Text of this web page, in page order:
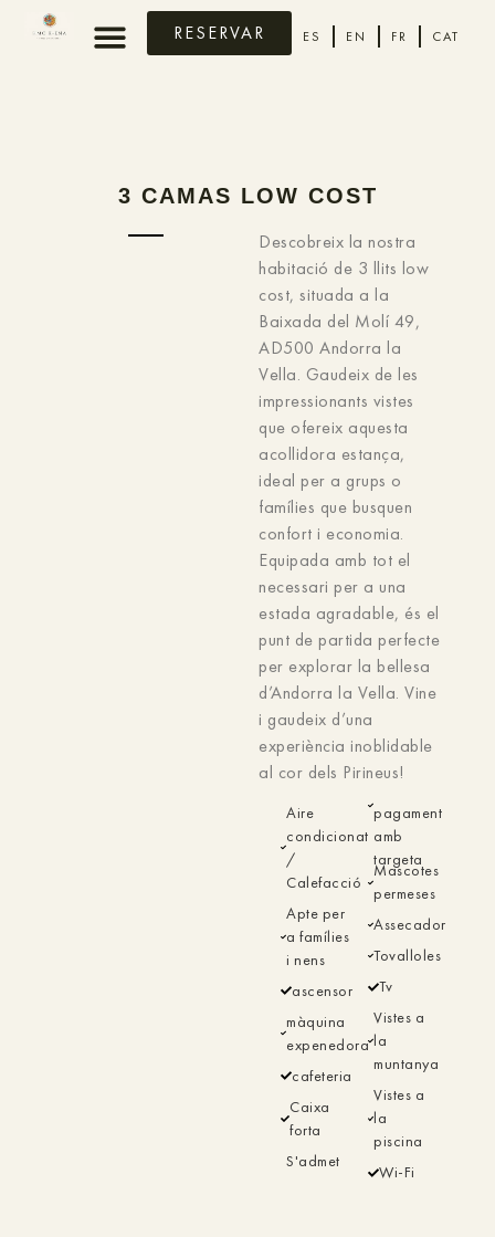
RESERVAR ES EN FR CAT
3 CAMAS LOW COST
Descobreix la nostra
habitació de 3 llits low
cost, situada a la
Baixada del Molí 49,
AD500 Andorra la
Vella. Gaudeix de les
impressionants vistes
que ofereix aquesta
acollidora estança,
ideal per a grups o
famílies que busquen
confort i economia.
Equipada amb tot el
necessari per a una
estada agradable, és el
punt de partida perfecte
per explorar la bellesa
d’Andorra la Vella. Vine
i gaudeix d’una
experiència inoblidable
al cor dels Pirineus!
Aire
condicionat
/
Calefacció
Apte per
a famílies
i nens
ascensor
màquina
expenedora
cafeteria
Caixa
forta
S'admet
pagament
amb
targeta
Mascotes
permeses
Assecador
Tovalloles
Tv
Vistes a
la
muntanya
Vistes a
la
piscina
Wi-Fi